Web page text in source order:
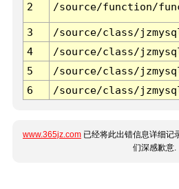
2 /source/function/
3 /source/class/
4
/source/class/
5
/source/class/
6
/source/class/
www.365jz.com 已经将此出错信息详细记
们深感歉意.